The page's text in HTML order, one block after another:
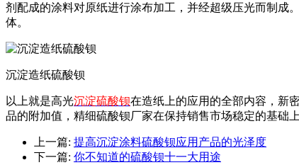
剂配成的涂料对原纸进行涂布加工，并经超级压光而制成
体。
沉淀造纸硫酸钡
以上就是高光沉淀硫酸钡在造纸上的应用的全部内容，新
品的附加值，精细硫酸钡厂家在保持销售市场稳定的基础
上一篇: 提高沉淀涂料硫酸钡应用产品的光泽度
下一篇: 你不知道的硫酸钡十一大用途